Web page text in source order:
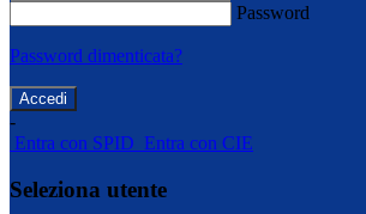
Password
Password dimenticata?
-
Entra con SPID Entra con CIE
Seleziona utente